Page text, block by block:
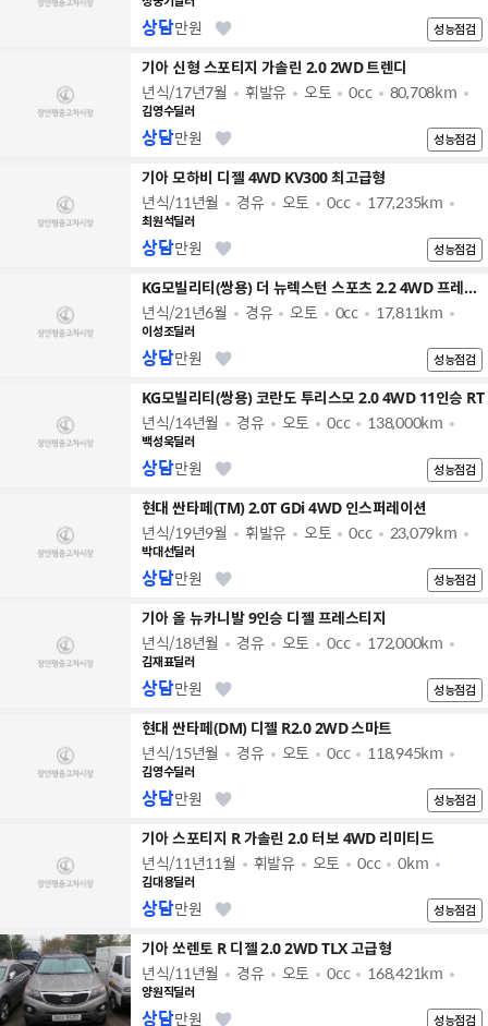
성능점검
상담만원
기아 신형 스포티지 가솔린 2.0 2WD 트렌디
년식/17년7월 휘발유 오토 0cc 80,708km
김영수딜러
성능점검
상담만원
기아 모하비 디젤 4WD KV300 최고급형
년식/11년월 경유 오토 0cc 177,235km
최원석딜러
성능점검
상담만원
KG모빌리티(쌍용) 더 뉴렉스턴 스포츠 2.2 4WD 프레스티지
년식/21년6월 경유 오토 0cc 17,811km
이성조딜러
성능점검
상담만원
KG모빌리티(쌍용) 코란도 투리스모 2.0 4WD 11인승 RT
년식/14년월 경유 오토 0cc 138,000km
백성욱딜러
성능점검
상담만원
현대 싼타페(TM) 2.0T GDi 4WD 인스퍼레이션
년식/19년9월 휘발유 오토 0cc 23,079km
박대선딜러
성능점검
상담만원
기아 올 뉴카니발 9인승 디젤 프레스티지
년식/18년월 경유 오토 0cc 172,000km
김재표딜러
성능점검
상담만원
현대 싼타페(DM) 디젤 R2.0 2WD 스마트
년식/15년월 경유 오토 0cc 118,945km
김영수딜러
성능점검
상담만원
기아 스포티지 R 가솔린 2.0 터보 4WD 리미티드
년식/11년11월 휘발유 오토 0cc 0km
김대용딜러
성능점검
상담만원
기아 쏘렌토 R 디젤 2.0 2WD TLX 고급형
년식/11년월 경유 오토 0cc 168,421km
양원직딜러
성능점검
상담만원